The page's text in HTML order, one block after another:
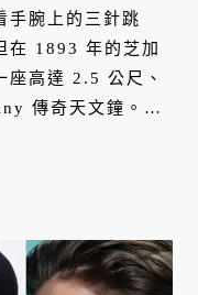
手腕上的三針跳
在 1893 年的芝加
座高達 2.5 公尺、
傳奇天文鐘。這